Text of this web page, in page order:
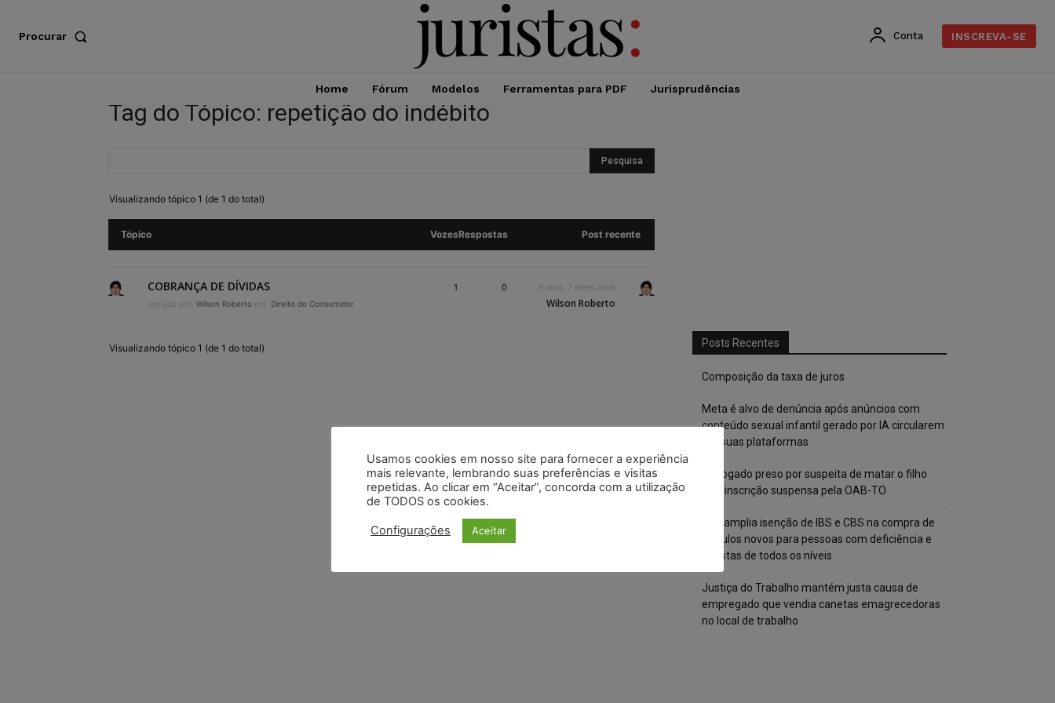
Procurar Conta INSCREVA-SE
Home Fórum Modelos Ferramentas para PDF Jurisprudências
Tag do Tópico: repetição do indébito
Visualizando tópico 1 (de 1 do total)
Tópico VozesRespostas Post recente
COBRANÇA DE DÍVIDAS
Iniciado por: Wilson Roberto em: Direito do Consumidor
1 0 8 anos, 7 meses atrás
Wilson Roberto
Visualizando tópico 1 (de 1 do total) Posts Recentes
Composição da taxa de juros
Meta é alvo de denúncia após anúncios com
conteúdo sexual infantil gerado por IA circularem
em suas plataformas
Advogado preso por suspeita de matar o filho
tem inscrição suspensa pela OAB-TO
STF amplia isenção de IBS e CBS na compra de
veículos novos para pessoas com deficiência e
autistas de todos os níveis
Justiça do Trabalho mantém justa causa de
empregado que vendia canetas emagrecedoras
no local de trabalho
Usamos cookies em nosso site para fornecer a experiência
mais relevante, lembrando suas preferências e visitas
repetidas. Ao clicar em “Aceitar”, concorda com a utilização
de TODOS os cookies.
Configurações Aceitar